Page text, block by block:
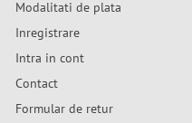
Modalitati de plata
Inregistrare
Intra in cont
Contact
Formular de retur